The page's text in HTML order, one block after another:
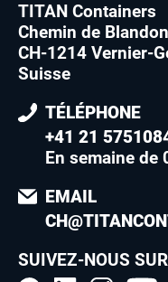
TITAN Containers
Chemin de
CH-1214 Vernier-
Suisse
TÉLÉPHONE
+41 21
En semaine de
EMAIL
SUIVEZ-NOUS